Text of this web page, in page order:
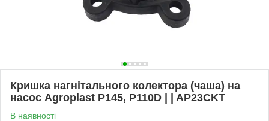
Кришка нагнітального колектора (чаша) на
насос Agroplast P145, P110D | | AP23CKT
В наявності